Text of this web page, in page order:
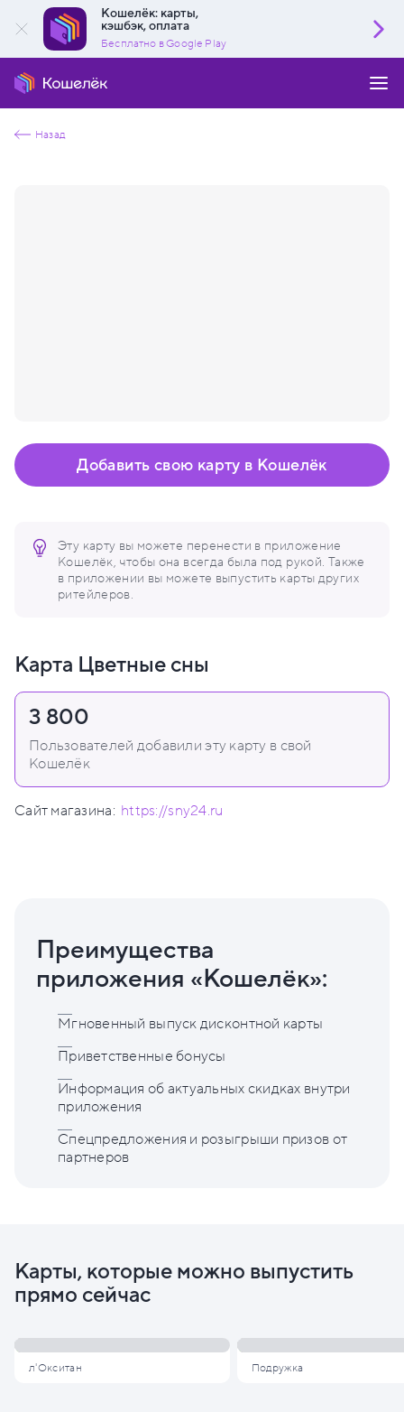
Кошелёк: карты,
кэшбэк, оплата
Бесплатно в Google Play
Назад
Эту карту вы можете перенести в приложение
Кошелёк, чтобы она всегда была под рукой. Также
в приложении вы можете выпустить карты других
ритейлеров.
Добавить свою карту в Кошелёк
Карта Цветные сны
3 800
Пользователей добавили эту карту в свой
Кошелёк
Сайт магазина: https://sny24.ru
Преимущества
приложения «Кошелёк»:
Мгновенный выпуск дисконтной карты
Приветственные бонусы
Информация об актуальных скидках внутри
приложения
Спецпредложения и розыгрыши призов от
партнеров
Карты, которые можно выпустить
прямо сейчас
л'Окситан Подружка